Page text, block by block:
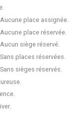
Aucune place assignée.
Aucune place réservée.
Aucun siège réservé.
Sans places réservées.
Sans sièges réservés.